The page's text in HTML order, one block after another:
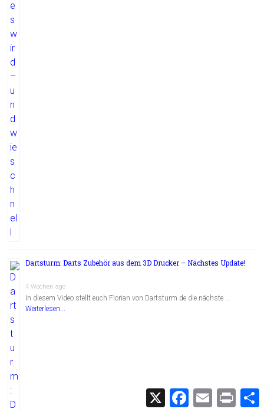
Dartsturm: Darts Zubehör aus dem 3D Drucker – Nächstes Update!
4 Wochen ago
In diesem Video stellt euch Florian von Dartsturm.de die nächste …
Weiterlesen...
X
F
E
m
P